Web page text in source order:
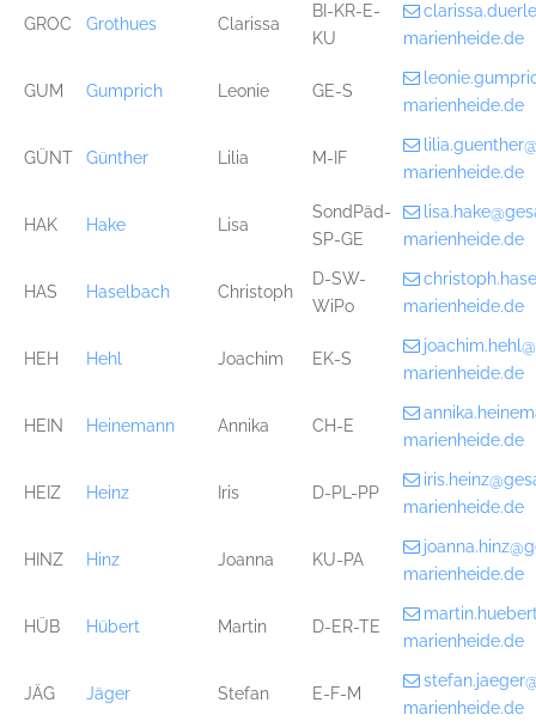
GROC Grothues Clarissa
BI-KR-E-
KU
marienheide.de
GUM Gumprich Leonie GE-S
marienheide.de
GÜNT Günther Lilia M-IF
marienheide.de
HAK Hake Lisa
SondPäd-
SP-GE
marienheide.de
HAS Haselbach Christoph
D-SW-
WiPo
marienheide.de
HEH Hehl Joachim EK-S
marienheide.de
HEIN Heinemann Annika CH-E
marienheide.de
HEIZ Heinz Iris D-PL-PP
marienheide.de
HINZ Hinz Joanna KU-PA
marienheide.de
HÜB Hübert Martin D-ER-TE
marienheide.de
JÄG Jäger Stefan E-F-M
marienheide.de